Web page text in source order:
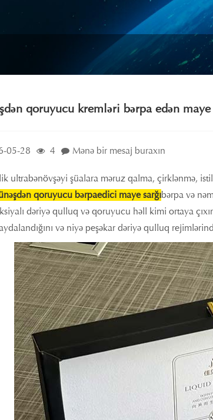
qoruyucu kremləri bərpa edən
05-28 4 Mənə bir mesaj buraxın
ultrabənövşəyi şüalara məruz qalma, çirklənmə,
qoruyucu bərpaedici maye sarğıbərpa və
dəriyə qulluq və qoruyucu həll kimi ortaya
və niyə peşəkar dəriyə qulluq